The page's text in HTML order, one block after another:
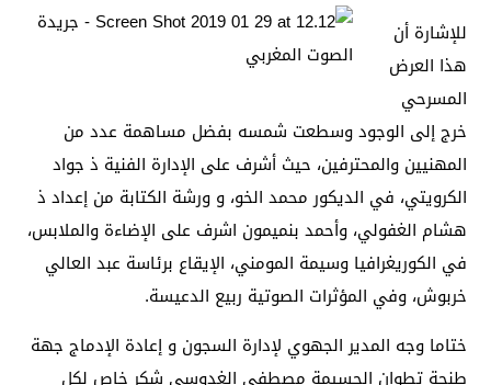
للإشارة أن
هذا العرض
المسرحي
خرج إلى الوجود وسطعت شمسه بفضل مساهمة عدد من
المهنيين والمحترفين، حيث أشرف على الإدارة الفنية ذ جواد
الكرويتي، في الديكور محمد الخو، و ورشة الكتابة من إعداد ذ
هشام الغفولي، وأحمد بنميمون اشرف على الإضاءة والملابس،
في الكوريغرافيا وسيمة المومني، الإيقاع برئاسة عبد العالي
خربوش، وفي المؤثرات الصوتية ربيع الدعيسة.
ختاما وجه المدير الجهوي لإدارة السجون و إعادة الإدماج جهة
طنجة تطوان الحسيمة مصطفى الغدوسي شكر خاص لكل